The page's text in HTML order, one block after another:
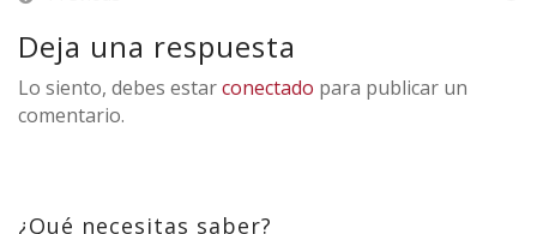
Deja una respuesta
Lo siento, debes estarconectado para publicar un
comentario.
¿Qué necesitas saber?